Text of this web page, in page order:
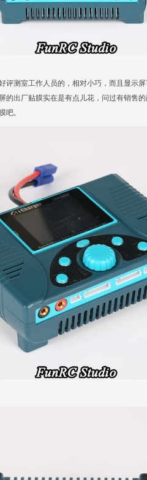
评测室工作人员的，相对小巧，而且显示
的出厂贴膜实在是有点儿花，问过有销售
吧。